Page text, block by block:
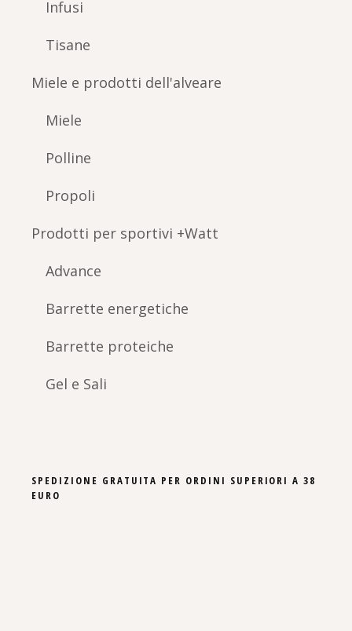
Infusi
Tisane
Miele e prodotti dell'alveare
Miele
Polline
Propoli
Prodotti per sportivi +Watt
Advance
Barrette energetiche
Barrette proteiche
Gel e Sali
SPEDIZIONE GRATUITA PER ORDINI SUPERIORI A 38
EURO